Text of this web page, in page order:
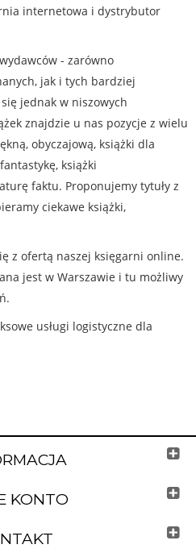
internetowa i dystrybutor
- zarówno
jak i tych bardziej
jednak w niszowych
znajdzie u nas pozycje z wielu
obyczajową, książki dla
książki
faktu. Proponujemy tytuły z
ciekawe książki,
z ofertą naszej księgarni online.
jest w Warszawie i tu możliwy
usługi logistyczne dla
KONTO